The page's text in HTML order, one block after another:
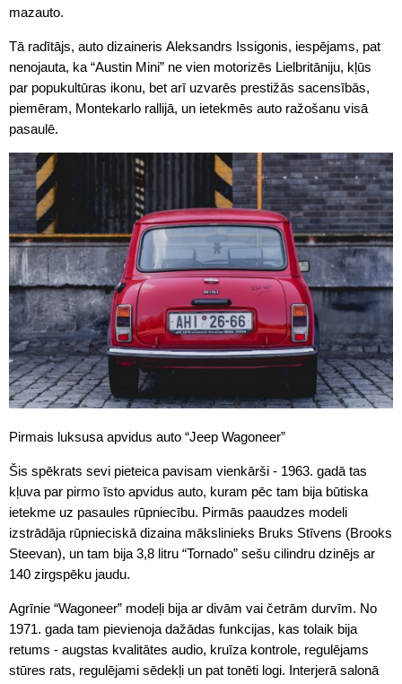
mazauto.
Tā radītājs, auto dizaineris Aleksandrs Issigonis, iespējams, pat
nenojauta, ka “Austin Mini” ne vien motorizēs Lielbritāniju, kļūs
par popukultūras ikonu, bet arī uzvarēs prestižās sacensībās,
piemēram, Montekarlo rallijā, un ietekmēs auto ražošanu visā
pasaulē.
Pirmais luksusa apvidus auto “Jeep Wagoneer”
Šis spēkrats sevi pieteica pavisam vienkārši - 1963. gadā tas
kļuva par pirmo īsto apvidus auto, kuram pēc tam bija būtiska
ietekme uz pasaules rūpniecību. Pirmās paaudzes modeli
izstrādāja rūpnieciskā dizaina mākslinieks Bruks Stīvens (Brooks
Steevan), un tam bija 3,8 litru “Tornado” sešu cilindru dzinējs ar
140 zirgspēku jaudu.
Agrīnie “Wagoneer” modeļi bija ar divām vai četrām durvīm. No
1971. gada tam pievienoja dažādas funkcijas, kas tolaik bija
retums - augstas kvalitātes audio, kruīza kontrole, regulējams
stūres rats, regulējami sēdekļi un pat tonēti logi. Interjerā salonā